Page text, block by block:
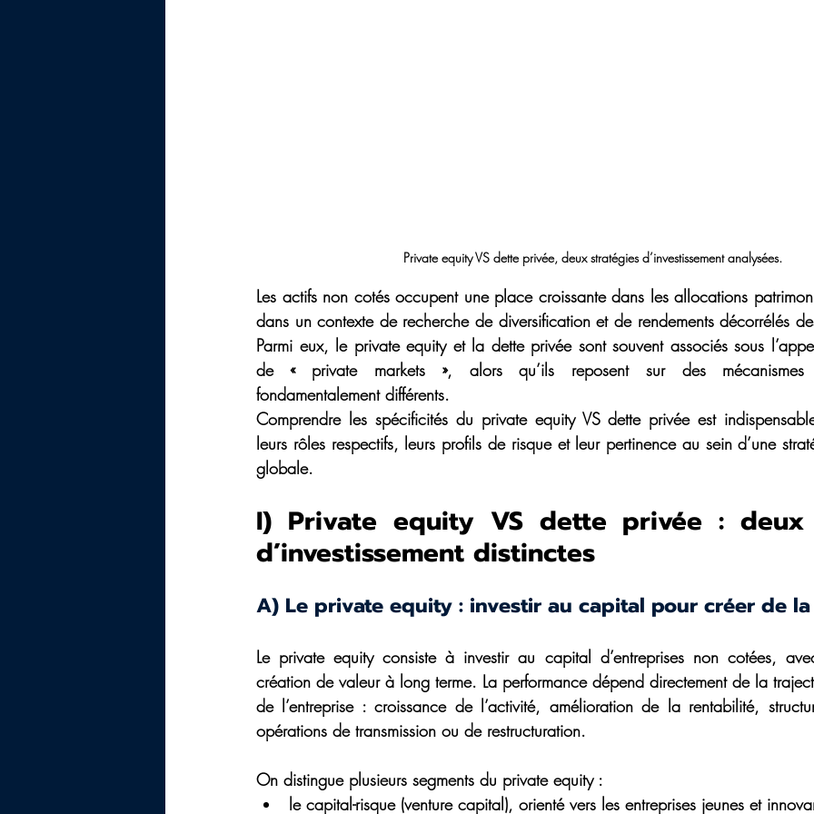
Private equity VS dette privée, deux stratégies d’investissement analysées.
Les actifs non cotés occupent une place croissante dans les allocations
dans un contexte de recherche de diversification et de rendements décorrélés
Parmi eux, le private equity et la dette privée sont souvent associés sous
de « private markets », alors qu’ils reposent sur des mécanismes
fondamentalement différents.
Comprendre les spécificités du private equity VS dette privée est
leurs rôles respectifs, leurs profils de risque et leur pertinence au sein d’une
globale.
I) Private equity VS dette privée : deux
d’investissement distinctes
A) Le private equity : investir au capital pour créer de
Le private equity consiste à investir au capital d’entreprises non cotées,
création de valeur à long terme. La performance dépend directement de la
de l’entreprise : croissance de l’activité, amélioration de la rentabilité,
opérations de transmission ou de restructuration.
On distingue plusieurs segments du private equity :
le capital-risque (venture capital), orienté vers les entreprises jeunes et